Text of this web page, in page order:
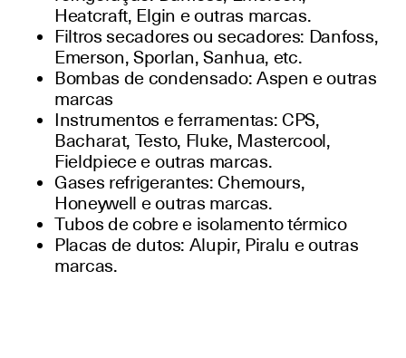
Heatcraft, Elgin e outras marcas.
Filtros secadores ou secadores: Danfoss,
Emerson, Sporlan, Sanhua, etc.
Bombas de condensado: Aspen e outras
marcas
Instrumentos e ferramentas: CPS,
Bacharat, Testo, Fluke, Mastercool,
Fieldpiece e outras marcas.
Gases refrigerantes: Chemours,
Honeywell e outras marcas.
Tubos de cobre e isolamento térmico
Placas de dutos: Alupir, Piralu e outras
marcas.